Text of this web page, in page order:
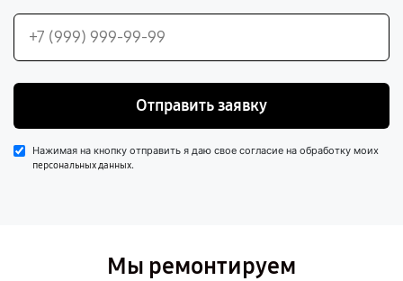
Отправить заявку
Нажимая на кнопку отправить я даю свое согласие на обработку моих
персональных данных.
Мы ремонтируем